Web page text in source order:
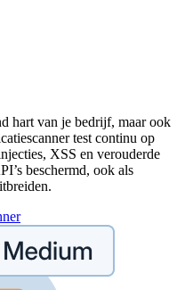
hart van je bedrijf, maar ook
test continu op
XSS en verouderde
beschermd, ook als